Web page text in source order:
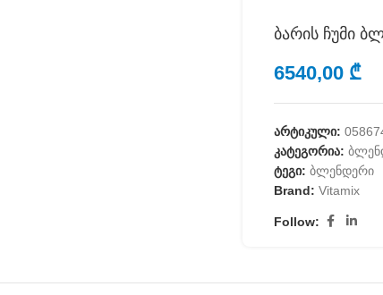
ბარის ჩუმი
6540,00 ₾
არტიკული:
კატეგორია:
ტეგი: ბლენდერი
Brand: Vitamix
Follow: